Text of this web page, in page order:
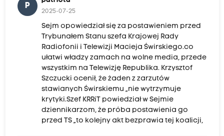
P
2025-07-25
Sejm opowiedział się za postawieniem przed
Trybunałem Stanu szefa Krajowej Rady
Radiofonii i Telewizji Macieja Świrskiego.co
ułatwi władzy zamach na wolne media, przede
wszystkim na Telewizję Republika. Krzysztof
Szczucki ocenił, że żaden z zarzutów
stawianych Świrskiemu „nie wytrzymuje
krytyki.Szef KRRiT powiedział w Sejmie
dziennikarzom, że próba postawienia go
przed TS „to kolejny akt bezprawia tej koalicji,